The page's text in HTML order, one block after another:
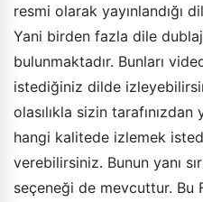
resmi olarak yayınlandığı
Yani birden fazla dile
bulunmaktadır. Bunları
istediğiniz dilde
olasılıkla sizin tarafınızdan
hangi kalitede izlemek
verebilirsiniz. Bunun yanı
seçeneği de mevcuttur. Bu